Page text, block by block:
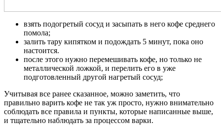
взять подогретый сосуд и засыпать в него кофе среднего
помола;
залить тару кипятком и подождать 5 минут, пока оно
настоится.
после этого нужно перемешивать кофе, но только не
металлической ложкой, и перелить его в уже
подготовленный другой нагретый сосуд;
Учитывая все ранее сказанное, можно заметить, что
правильно варить кофе не так уж просто, нужно внимательно
соблюдать все правила и пункты, которые написанные выше,
и тщательно наблюдать за процессом варки.